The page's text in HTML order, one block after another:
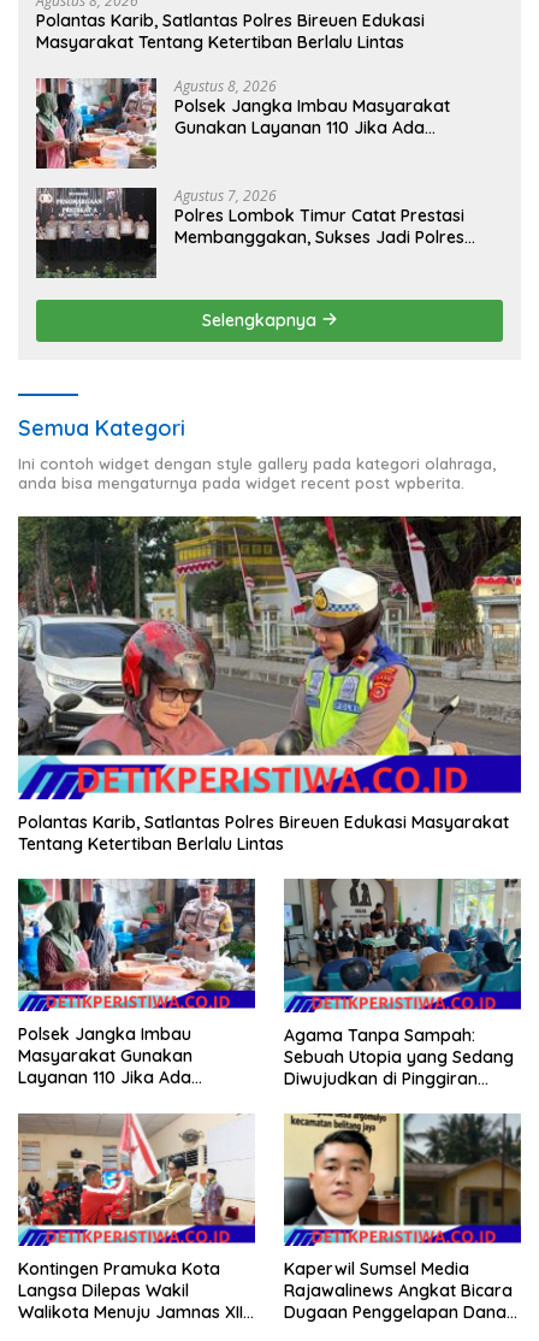
Polantas Karib, Satlantas Polres Bireuen Edukasi
Masyarakat Tentang Ketertiban Berlalu Lintas
Agustus 8, 2026
Polsek Jangka Imbau Masyarakat
Gunakan Layanan 110 Jika Ada
Agustus 7, 2026
Polres Lombok Timur Catat Prestasi
Membanggakan, Sukses Jadi Polres
Selengkapnya
Semua Kategori
Ini contoh widget dengan style gallery pada kategori olahraga,
anda bisa mengaturnya pada widget recent post wpberita.
Polantas Karib, Satlantas Polres Bireuen Edukasi Masyarakat
Tentang Ketertiban Berlalu Lintas
Polsek Jangka Imbau
Masyarakat Gunakan
Layanan 110 Jika Ada
Agama Tanpa Sampah:
Sebuah Utopia yang Sedang
Diwujudkan di Pinggiran
Kontingen Pramuka Kota
Langsa Dilepas Wakil
Walikota Menuju Jamnas XII
Kaperwil Sumsel Media
Rajawalinews Angkat Bicara
Dugaan Penggelapan Dana